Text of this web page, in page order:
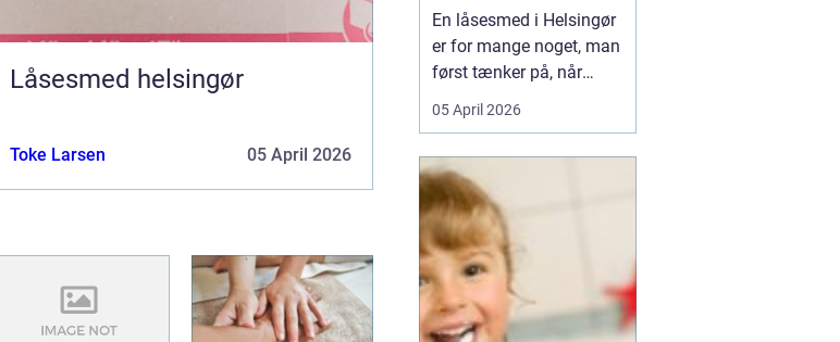
Låsesmed helsingør
Toke Larsen 05 April 2026
En låsesmed i Helsingør
er for mange noget, man
først tænker på, når
uheldet er ude. Du står
foran hoveddøren,
køkkenbordet, eller låsen
har sat sig fast midt om
natten. Her er en kort
forklaring, som kan
hjælpe, når du søger
efter h...
05 April 2026